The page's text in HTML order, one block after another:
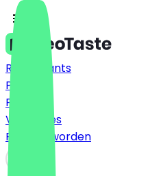
Restaurants
Prijzen
FAQ
Vacatures
Partner worden